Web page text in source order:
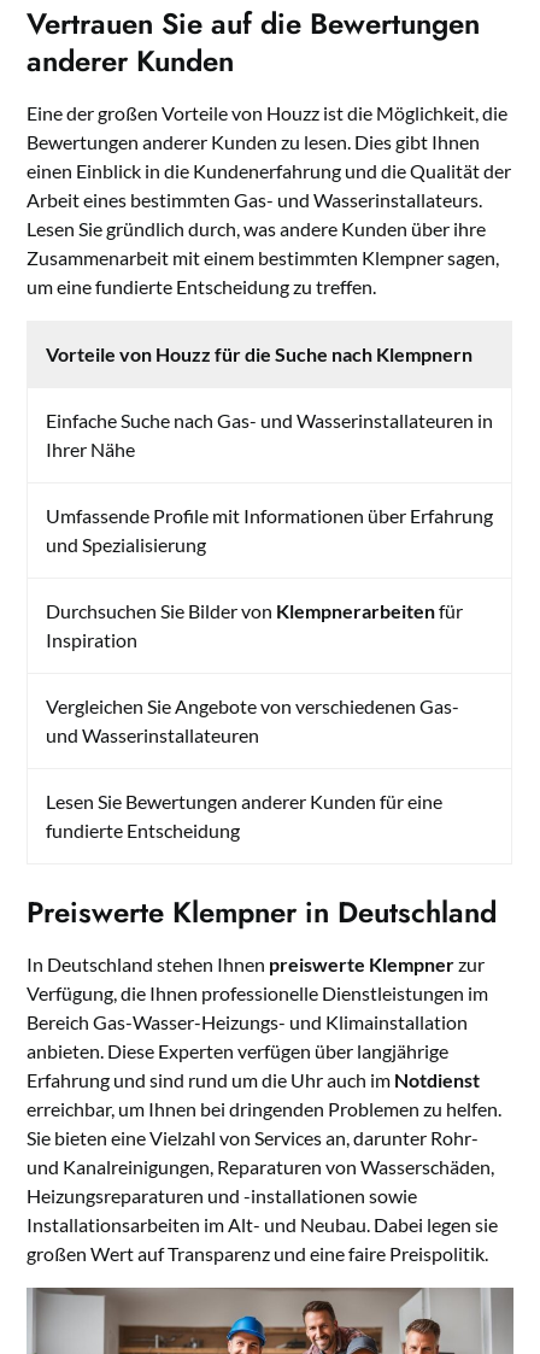
Vertrauen Sie auf die Bewertungen
anderer Kunden
Eine der großen Vorteile von Houzz ist die Möglichkeit, die
Bewertungen anderer Kunden zu lesen. Dies gibt Ihnen
einen Einblick in die Kundenerfahrung und die Qualität der
Arbeit eines bestimmten Gas- und Wasserinstallateurs.
Lesen Sie gründlich durch, was andere Kunden über ihre
Zusammenarbeit mit einem bestimmten Klempner sagen,
um eine fundierte Entscheidung zu treffen.
Vorteile von Houzz für die Suche nach Klempnern
Einfache Suche nach Gas- und Wasserinstallateuren in
Ihrer Nähe
Umfassende Profile mit Informationen über Erfahrung
und Spezialisierung
Durchsuchen Sie Bilder von Klempnerarbeitenfür
Inspiration
Vergleichen Sie Angebote von verschiedenen Gas-
und Wasserinstallateuren
Lesen Sie Bewertungen anderer Kunden für eine
fundierte Entscheidung
Preiswerte Klempner in Deutschland
In Deutschland stehen Ihnen preiswerte Klempnerzur
Verfügung, die Ihnen professionelle Dienstleistungen im
Bereich Gas-Wasser-Heizungs- und Klimainstallation
anbieten. Diese Experten verfügen über langjährige
Erfahrung und sind rund um die Uhr auch im Notdienst
erreichbar, um Ihnen bei dringenden Problemen zu helfen.
Sie bieten eine Vielzahl von Services an, darunter Rohr-
und Kanalreinigungen, Reparaturen von Wasserschäden,
Heizungsreparaturen und -installationen sowie
Installationsarbeiten im Alt- und Neubau. Dabei legen sie
großen Wert auf Transparenz und eine faire Preispolitik.